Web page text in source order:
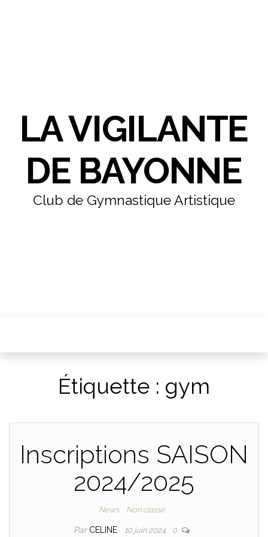
LA VIGILANTE
DE BAYONNE
Club de Gymnastique Artistique
Étiquette : gym
Inscriptions SAISON
2024/2025
News Non classé
Par CELINE 10 juin 2024 0